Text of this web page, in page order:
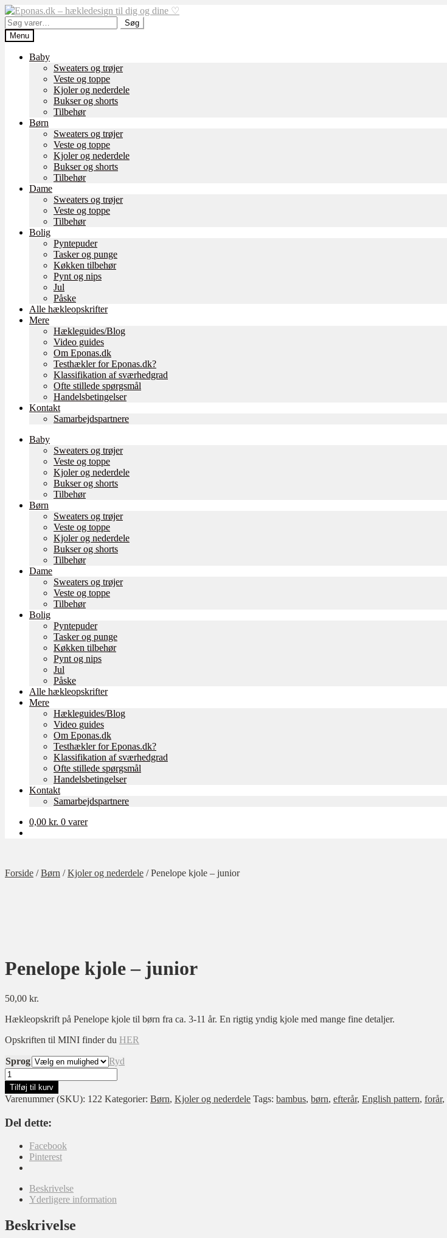
Spring
til
navigation
Spring
til
indhold
Søg
efter:
Søg
Menu
Baby
Sweaters og trøjer
Veste og toppe
Kjoler og nederdele
Bukser og shorts
Tilbehør
Børn
Sweaters og trøjer
Veste og toppe
Kjoler og nederdele
Bukser og shorts
Tilbehør
Dame
Sweaters og trøjer
Veste og toppe
Tilbehør
Bolig
Pyntepuder
Tasker og punge
Køkken tilbehør
Pynt og nips
Jul
Påske
Alle hækleopskrifter
Mere
Hækleguides/Blog
Video guides
Om Eponas.dk
Testhækler for Eponas.dk?
Klassifikation af sværhedgrad
Ofte stillede spørgsmål
Handelsbetingelser
Kontakt
Samarbejdspartnere
Baby
Sweaters og trøjer
Veste og toppe
Kjoler og nederdele
Bukser og shorts
Tilbehør
Børn
Sweaters og trøjer
Veste og toppe
Kjoler og nederdele
Bukser og shorts
Tilbehør
Dame
Sweaters og trøjer
Veste og toppe
Tilbehør
Bolig
Pyntepuder
Tasker og punge
Køkken tilbehør
Pynt og nips
Jul
Påske
Alle hækleopskrifter
Mere
Hækleguides/Blog
Video guides
Om Eponas.dk
Testhækler for Eponas.dk?
Klassifikation af sværhedgrad
Ofte stillede spørgsmål
Handelsbetingelser
Kontakt
Samarbejdspartnere
0,00 kr. 0 varer
Forside /Børn /Kjoler og nederdele /Penelope kjole – junior
Penelope kjole – junior
50,00 kr.
Hækleopskrift på Penelope kjole til børn fra ca. 3-11 år. En rigtig yndig kjole med mange fine detaljer.
Opskriften til MINI finder du HER
Sprog
Ryd
Penelope
kjole
-
junior
antal
Tilføj til kurv
Varenummer (SKU): 122 Kategorier: Børn, Kjoler og nederdele Tags: bambus, børn, efterår, English pattern, forår,
Del dette:
Facebook
Pinterest
Beskrivelse
Yderligere information
Beskrivelse